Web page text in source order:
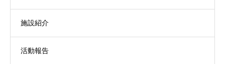
施設紹介
活動報告